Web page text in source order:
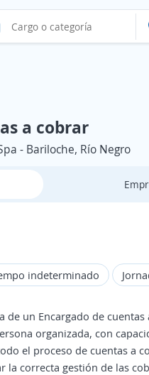
a cobrar
- Bariloche, Río Negro
indeterminado
de un Encargado de
organizada, con
el proceso de cuentas a
correcta gestión de las